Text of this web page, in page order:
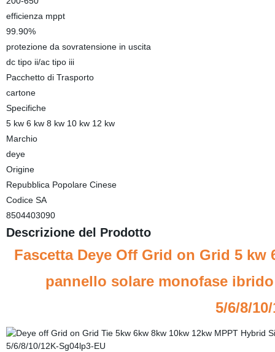
efficienza mppt
99.90%
protezione da sovratensione in uscita
dc tipo ii/ac tipo iii
Pacchetto di Trasporto
cartone
Specifiche
5 kw 6 kw 8 kw 10 kw 12 kw
Marchio
deye
Origine
Repubblica Popolare Cinese
Codice SA
8504403090
Descrizione del Prodotto
Fascetta Deye Off Grid on Grid 5
pannello solare monofase
5/6/8/